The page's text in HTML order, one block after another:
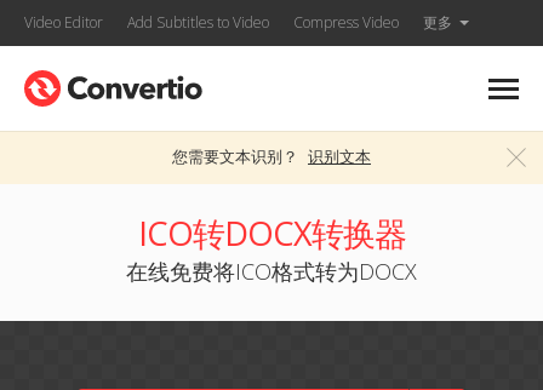
Video Editor Add Subtitles to Video Compress Video 更多
您需要文本识别？ 识别文本
ICO转DOCX转换器
在线免费将ICO格式转为DOCX